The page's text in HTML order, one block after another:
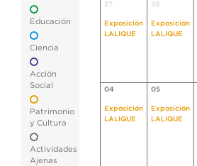
Educación
Ciencia
Acción
Social
Patrimonio
y Cultura
Actividades
Ajenas
27
Exposición
LALIQUE
28
Exposición
LALIQUE
04
Exposición
LALIQUE
05
Exposición
LALIQUE